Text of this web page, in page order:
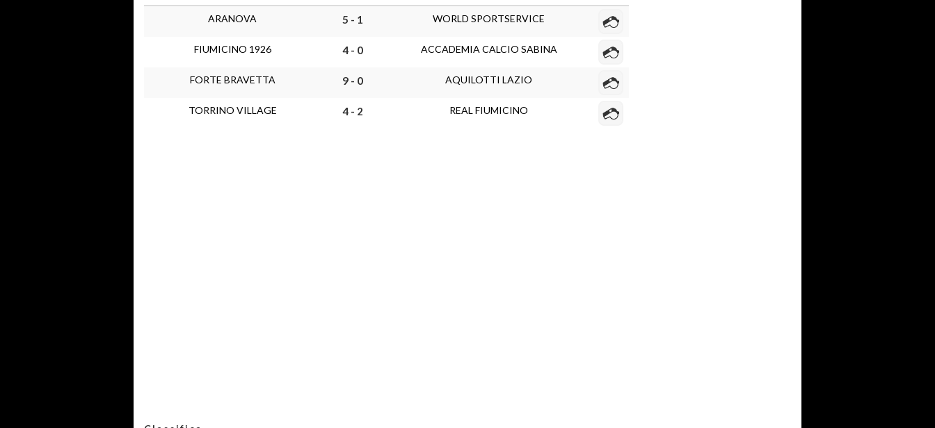
ARANOVA 5 - 1 WORLD SPORTSERVICE
FIUMICINO 1926 4 - 0 ACCADEMIA CALCIO SABINA
FORTE BRAVETTA 9 - 0 AQUILOTTI LAZIO
TORRINO VILLAGE 4 - 2 REAL FIUMICINO